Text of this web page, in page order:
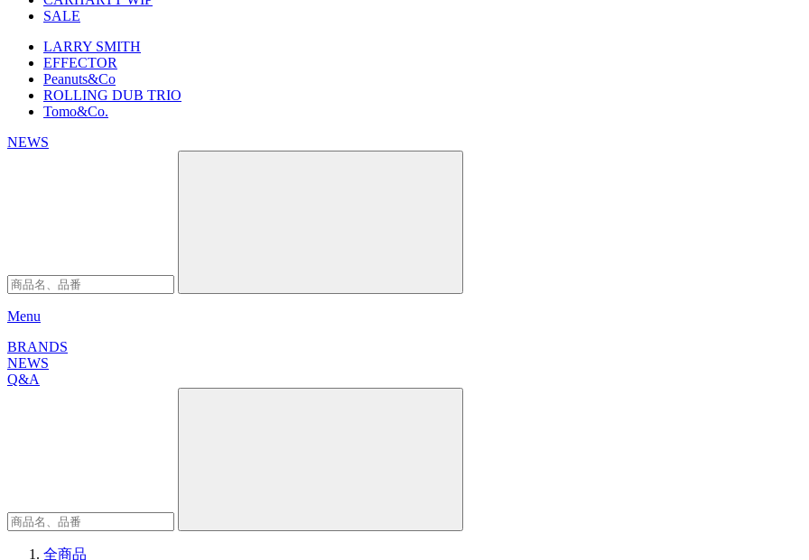
SALE
LARRY SMITH
EFFECTOR
Peanuts&Co
ROLLING DUB TRIO
Tomo&Co.
NEWS
Menu
BRANDS
NEWS
Q&A
全商品